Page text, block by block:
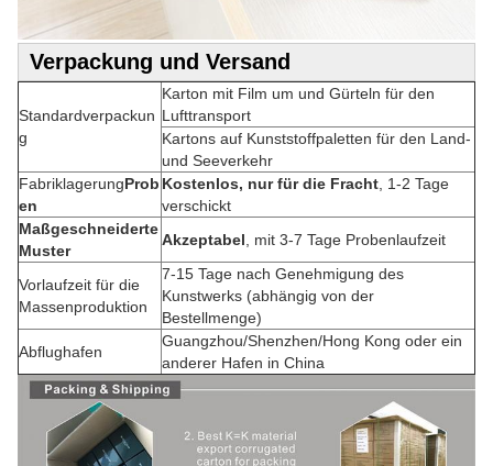
Verpackung und Versand
Standardverpackun
g
Karton mit Film um und Gürteln für den
Lufttransport
Kartons auf Kunststoffpaletten für den Land-
und Seeverkehr
FabriklagerungProb
en
Kostenlos, nur für die Fracht , 1-2 Tage
verschickt
Maßgeschneiderte
Muster
Akzeptabel , mit 3-7 Tage Probenlaufzeit
Vorlaufzeit für die
Massenproduktion
7-15 Tage nach Genehmigung des
Kunstwerks (abhängig von der
Bestellmenge)
Abflughafen
Guangzhou/Shenzhen/Hong Kong oder ein
anderer Hafen in China